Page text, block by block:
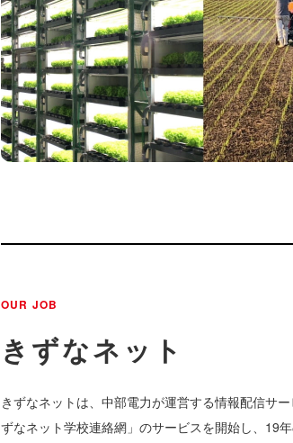
OUR JOB
きずなネット
きずなネットは、中部電力が運営する情報配信サ
ずなネット学校連絡網」のサービスを開始し、19